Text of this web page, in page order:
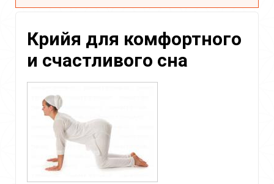
ошибке
Крийя для комфортного
и счастливого сна